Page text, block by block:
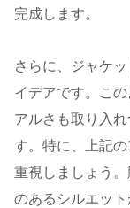
完成します。
さらに、ジャケ
イデアです。こ
アルさも取り入
す。特に、上記
重視しましょう
のあるシルエット